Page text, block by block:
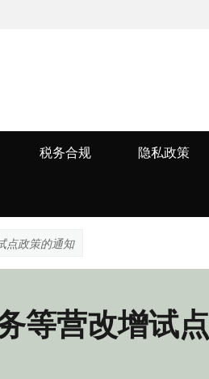
税务合规 隐私政策
点政策的通知
等营改增试点